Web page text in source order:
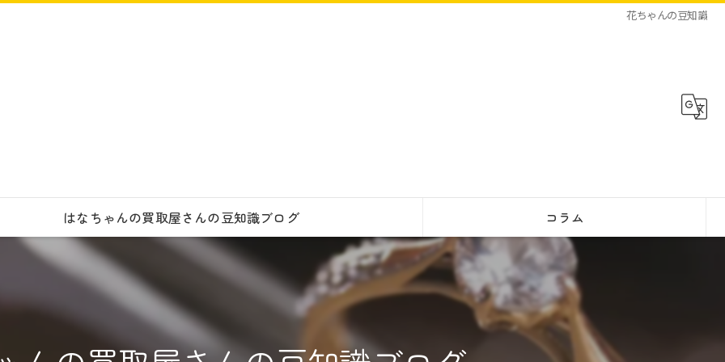
花ちゃんの豆知識
はなちゃんの買取屋さんの豆知識ブログ コラム